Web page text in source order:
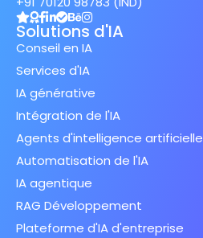
Solutions d'IA
Conseil en IA
Services d'IA
IA générative
Intégration de l'IA
Agents d'intelligence artificielle
Automatisation de l'IA
IA agentique
RAG Développement
Plateforme d'IA d'entreprise